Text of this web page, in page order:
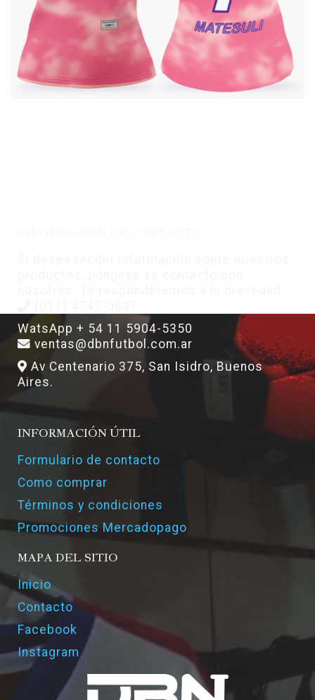
WatsApp + 54 11 5904-5350
ventas@dbnfutbol.com.ar
Av Centenario 375, San Isidro, Buenos
Aires.
INFORMACIÓN ÚTIL
Formulario de contacto
Como comprar
Términos y condiciones
Promociones Mercadopago
MAPA DEL SITIO
Inicio
Contacto
Facebook
Instagram